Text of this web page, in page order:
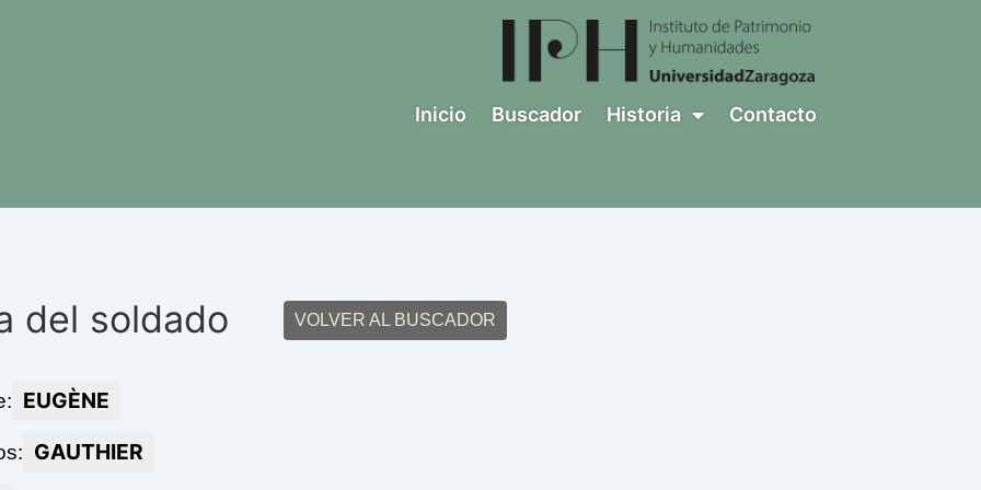
Inicio Buscador Historia Contacto
del soldado VOLVER AL BUSCADOR
EUGÈNE
GAUTHIER